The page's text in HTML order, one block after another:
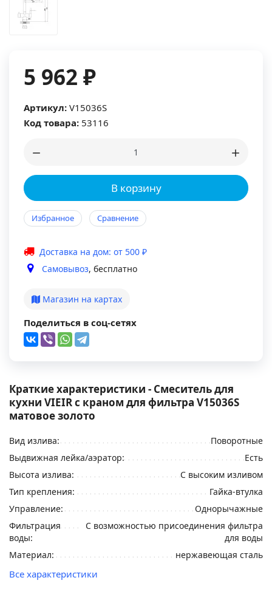
5 962 ₽
Артикул: V15036S
Код товара: 53116
В корзину
Избранное Сравнение
Доставка на дом: от 500 ₽
Самовывоз, бесплатно
Магазин на картах
Поделиться в соц-сетях
Краткие характеристики - Смеситель для
кухни VIEIR с краном для фильтра V15036S
матовое золото
Вид излива:
Поворотные
Выдвижная лейка/аэратор:
Есть
Высота излива:
С высоким изливом
Тип крепления:
Гайка-втулка
Управление:
Однорычажные
Фильтрация
воды:
С возможностью присоединения фильтра
для воды
Материал:
нержавеющая сталь
Все характеристики